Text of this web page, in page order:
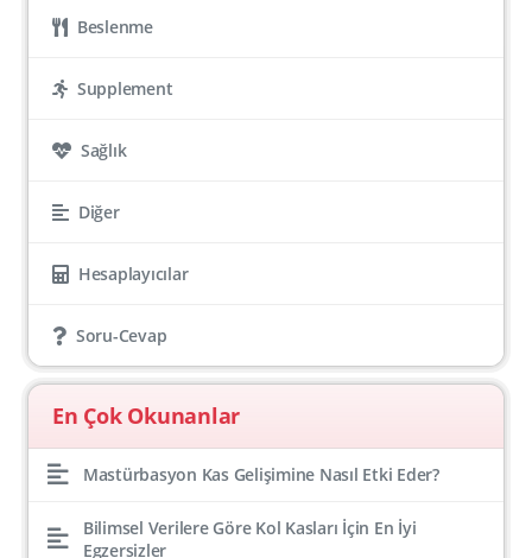
Beslenme
Supplement
Sağlık
Diğer
Hesaplayıcılar
Soru-Cevap
En Çok Okunanlar
Mastürbasyon Kas Gelişimine Nasıl Etki Eder?
Bilimsel Verilere Göre Kol Kasları İçin En İyi
Egzersizler